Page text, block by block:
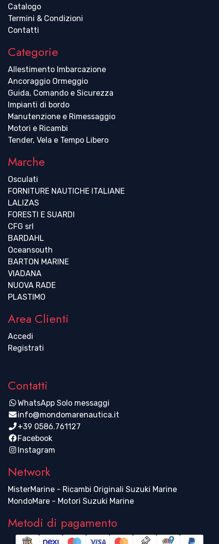
Catalogo
Termini & Condizioni
Contatti
Categorie
Allestimento Imbarcazione
Ancoraggio Ormeggio
Guida, Comando e Sicurezza
Impianti di bordo
Manutenzione e Rimessaggio
Motori e Ricambi
Tender, Vela e Tempo Libero
Marche
Osculati
FORNITURE NAUTICHE ITALIANE
LALIZAS
FORESTI E SUARDI
CFG srl
BARDAHL
Oceansouth
BARTON MARINE
VIADANA
NUOVA RADE
PLASTIMO
Area Clienti
Accedi
Registrati
Contatti
WhatsApp Solo messaggi
info@mondomarenautica.it
+39 0586.761127
Facebook
Instagram
Network
MisterMarine - Ricambi Originali Suzuki Marine
MondoMare - Motori Suzuki Marine
Metodi di pagamento